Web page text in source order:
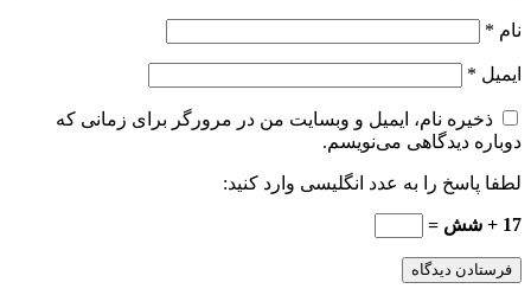
نام *
ایمیل *
ذخیره نام، ایمیل و وبسایت من در مرورگر برای زمانی که
دوباره دیدگاهی می‌نویسم.
لطفا پاسخ را به عدد انگلیسی وارد کنید:
17 + شش =